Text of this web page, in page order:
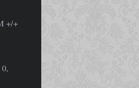
+